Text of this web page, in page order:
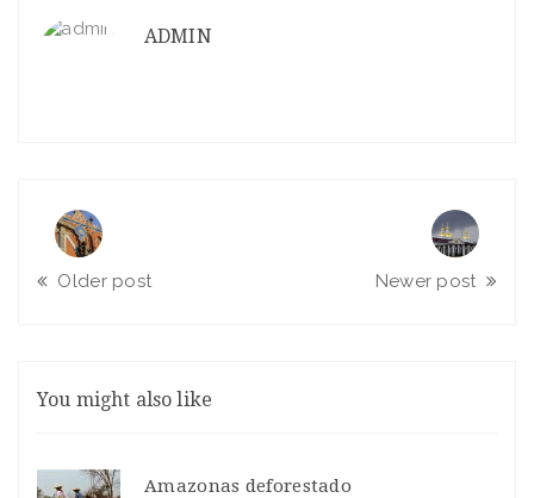
ADMIN
Older post Newer post
You might also like
Amazonas deforestado